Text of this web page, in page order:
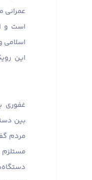
عمرانی
است و
اسلامی
این
غفوری
بین
مردم